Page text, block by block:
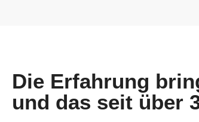
Die Erfahrung
und das seit über